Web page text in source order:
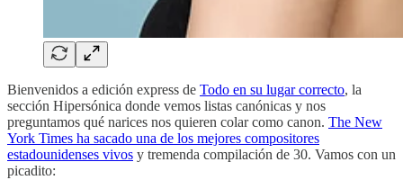
Bienvenidos a edición express de Todo en su lugar correcto, la
sección Hipersónica donde vemos listas canónicas y nos
preguntamos qué narices nos quieren colar como canon. The New
York Times ha sacado una de los mejores compositores
estadounidenses vivos y tremenda compilación de 30. Vamos con un
picadito: